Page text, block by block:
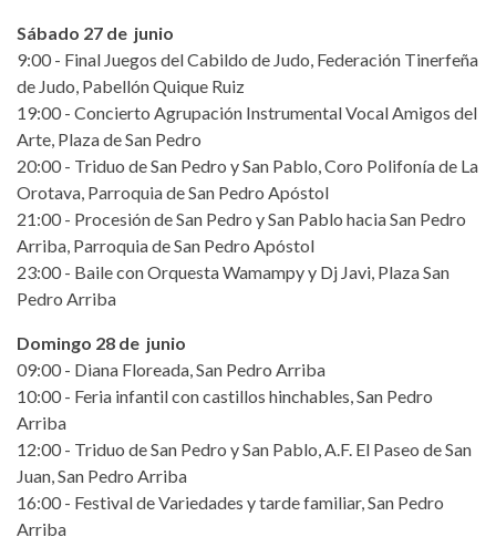
Sábado 27 de junio
9:00 - Final Juegos del Cabildo de Judo, Federación Tinerfeña
de Judo, Pabellón Quique Ruiz
19:00 - Concierto Agrupación Instrumental Vocal Amigos del
Arte, Plaza de San Pedro
20:00 - Triduo de San Pedro y San Pablo, Coro Polifonía de La
Orotava, Parroquia de San Pedro Apóstol
21:00 - Procesión de San Pedro y San Pablo hacia San Pedro
Arriba, Parroquia de San Pedro Apóstol
23:00 - Baile con Orquesta Wamampy y Dj Javi, Plaza San
Pedro Arriba
Domingo 28 de junio
09:00 - Diana Floreada, San Pedro Arriba
10:00 - Feria infantil con castillos hinchables, San Pedro
Arriba
12:00 - Triduo de San Pedro y San Pablo, A.F. El Paseo de San
Juan, San Pedro Arriba
16:00 - Festival de Variedades y tarde familiar, San Pedro
Arriba